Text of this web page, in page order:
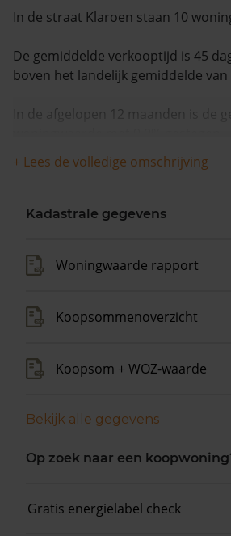
In de straat Klaroen staan 10
De gemiddelde verkooptijd is 45
boven het landelijk gemiddelde van
In de afgelopen 12 maanden is de
+ Lees de volledige omschrijving
Kadastrale gegevens
Woningwaarde rapport
Koopsommenoverzicht
Koopsom + WOZ-waarde
Bekijk alle gegevens
Op zoek naar een
Gratis energielabel check